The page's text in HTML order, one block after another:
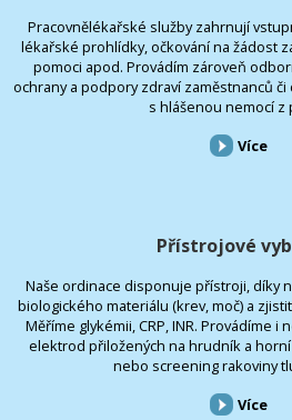
Pracovnělékařské služby zahrnují
lékařské prohlídky, očkování na žádost
pomoci apod. Provádím zároveň
ochrany a podpory zdraví zaměstnanců
s hlášenou nemocí z
Více
Přístrojové
Naše ordinace disponuje přístroji, díky
biologického materiálu (krev, moč) a
Měříme glykémii, CRP, INR. Provádíme
elektrod přiložených na hrudník a horní
nebo screening rakoviny
Více